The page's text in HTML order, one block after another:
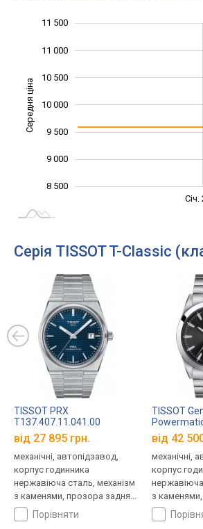
Середня ціна 10 000
8 500
9 000
9 500
10 000
10 500
11 000
11 500
Січ.
Серія TISSOT T-Classic
TISSOT PRX
T137.407.11.041.00
від 27 895 грн.
механічні, автопідзавод,
корпус годинника
нержавіюча сталь, механізм
з каменями, прозора задня
кришка, ремінець: браслет
сталь, WR 100, Швейцарія
порівняти
TISSOT
від 42
механічні,
корпус
з
кришка,
сталь, WR